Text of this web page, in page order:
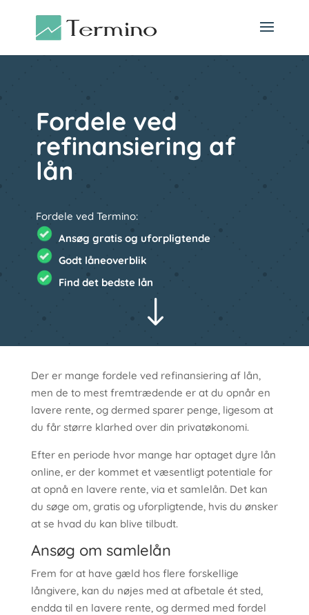
Fordele ved
refinansiering af
lån
Fordele ved Termino:
Ansøg gratis og uforpligtende
Godt låneoverblik
Find det bedste lån
"
Der er mange fordele ved refinansiering af lån,
men de to mest fremtrædende er at du opnår en
lavere rente, og dermed sparer penge, ligesom at
du får større klarhed over din privatøkonomi.
Efter en periode hvor mange har optaget dyre lån
online, er der kommet et væsentligt potentiale for
at opnå en lavere rente, via et samlelån. Det kan
du søge om, gratis og uforpligtende, hvis du ønsker
at se hvad du kan blive tilbudt.
Ansøg om samlelån
Frem for at have gæld hos flere forskellige
långivere, kan du nøjes med at afbetale ét sted,
endda til en lavere rente, og dermed med fordel